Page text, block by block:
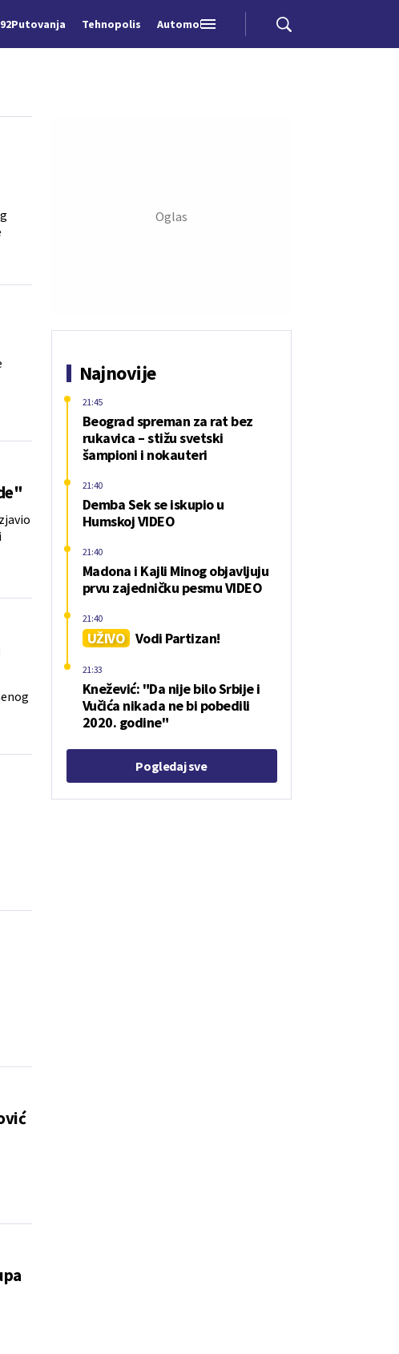
92Putovanja Tehnopolis Automobili
Najnovije
Beograd spreman za rat bez
rukavica – stižu svetski
šampioni i nokauteri
21:45
Demba Sek se iskupio u
Humskoj VIDEO
21:40
Madona i Kajli Minog objavljuju
prvu zajedničku pesmu VIDEO
21:40
UŽIVO Vodi Partizan!
21:40
Knežević: "Da nije bilo Srbije i
Vučića nikada ne bi pobedili
2020. godine"
21:33
Pogledaj sve